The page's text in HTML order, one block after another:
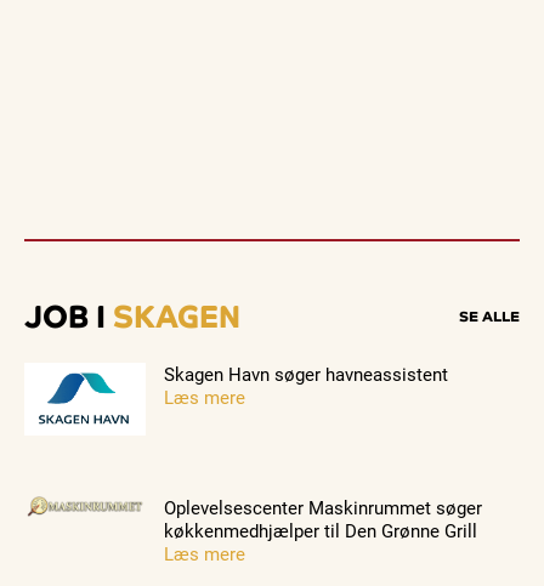
JOB I SKAGEN SE ALLE
Skagen Havn søger havneassistent
Læs mere
Oplevelsescenter Maskinrummet søger
køkkenmedhjælper til Den Grønne Grill
Læs mere